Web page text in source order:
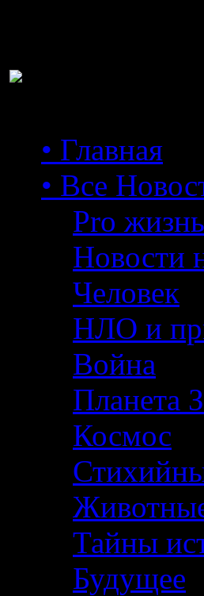
• Главная
• Все
Pro жизнь
Новости
Человек
НЛО и
Война
Планета
Космос
Тайны
Будущее